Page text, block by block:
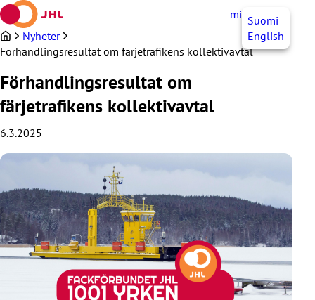
Hoppa
till
innehållet
mittJHL SV
Suomi
English
Nyheter
Förhandlingsresultat om färjetrafikens kollektivavtal
Förhandlingsresultat om
färjetrafikens kollektivavtal
6.3.2025